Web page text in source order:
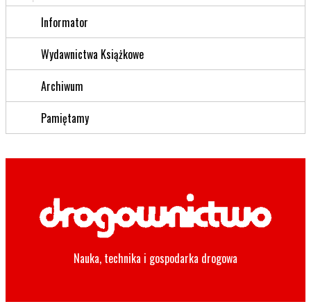
Informator
Wydawnictwa Książkowe
Archiwum
Pamiętamy
Nauka, technika i gospodarka drogowa